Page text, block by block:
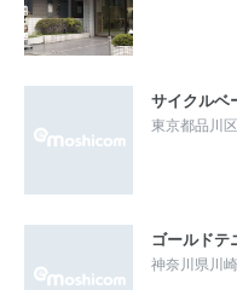
サイクルベ
東京都品川
ゴールドテ
神奈川県川